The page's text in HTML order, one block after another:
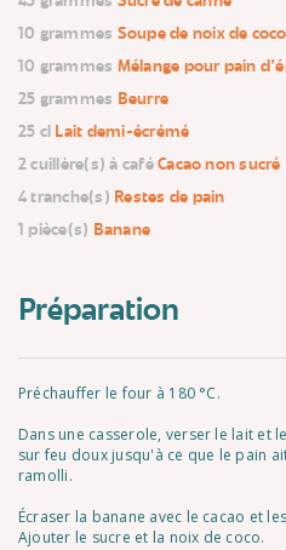
10 grammes Soupe de noix de
10 grammes Mélange pour pain
25 grammes Beurre
25 cl Lait demi-écrémé
2 cuillère(s) à caféCacao non sucré
4 tranche(s) Restes de pain
1 pièce(s) Banane
Préparation
Préchauffer le four à 180 °C.
Dans une casserole, verser le lait et
sur feu doux jusqu'à ce que le pain
ramolli.
Écraser la banane avec le cacao et
Ajouter le sucre et la noix de coco.